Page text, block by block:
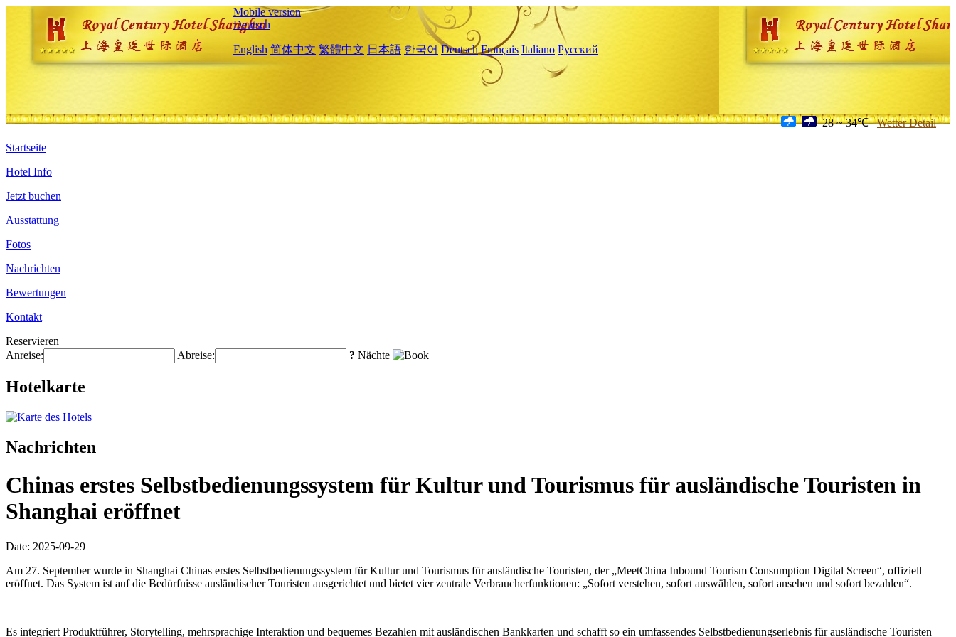
Mobile version
Deutsch
English 简体中文 繁體中文 日本語 한국어 Deutsch Français Italiano Русский
28 ~ 34℃ Wetter Detail
Startseite
Hotel Info
Jetzt buchen
Ausstattung
Fotos
Nachrichten
Bewertungen
Kontakt
Reservieren
Anreise:
Abreise: ? Nächte
Hotelkarte
Nachrichten
Chinas erstes Selbstbedienungssystem für Kultur und Tourismus für ausländische Touristen in
Shanghai eröffnet
Date: 2025-09-29
Am 27. September wurde in Shanghai Chinas erstes Selbstbedienungssystem für Kultur und Tourismus für ausländische Touristen, der „MeetChina Inbound Tourism Consumption Digital Screen“, offiziell
eröffnet. Das System ist auf die Bedürfnisse ausländischer Touristen ausgerichtet und bietet vier zentrale Verbraucherfunktionen: „Sofort verstehen, sofort auswählen, sofort ansehen und sofort bezahlen“.
Es integriert Produktführer, Storytelling, mehrsprachige Interaktion und bequemes Bezahlen mit ausländischen Bankkarten und schafft so ein umfassendes Selbstbedienungserlebnis für ausländische Touristen –